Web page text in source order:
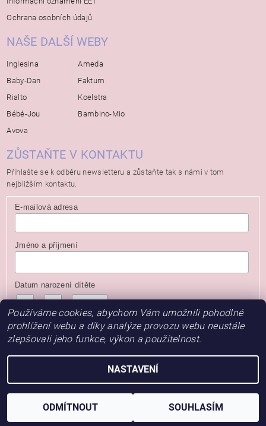
Ochrana osobních údajů
NAŠE DALŠÍ WEBY
Inglesina
Baby-Dan
Rialto
Bébé-Jou
Avova
Ameda
Faktum
Koelstra
Bambino-Mio
ZŮSTAŇTE V KONTAKTU
Přihlašte se k odběru newsletteru a zůstaňte tak s námi v tom
nejbližším kontaktu.
E-mailová adresa
Jméno a příjmení
Datum narození dítěte
2026 © Baby Store, všechna práva vyhrazena
Používáme cookies, abychom Vám umožnili pohodlné
prohlížení webu a díky analýze provozu webu neustále
zlepšovali jeho funkce, výkon a použitelnost.
NASTAVENÍ
ODMÍTNOUT SOUHLASÍM